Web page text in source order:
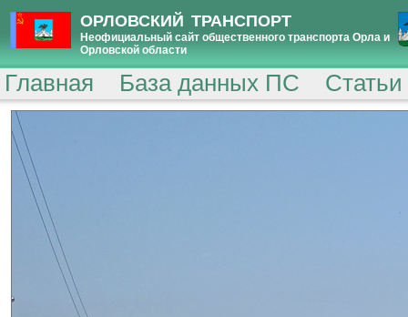
ОРЛОВСКИЙ ТРАНСПОРТ
Неофициальный сайт общественного транспорта Орла и
Орловской области
Главная База данных ПС